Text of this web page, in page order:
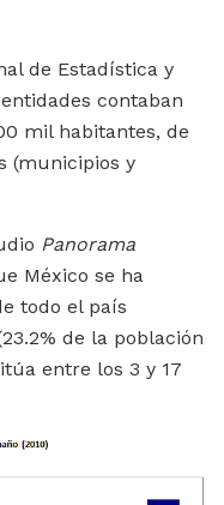
de Estadística y
contaban
mil habitantes, de
(municipios y
Panorama
México se ha
todo el país
de la población
entre los 3 y 17